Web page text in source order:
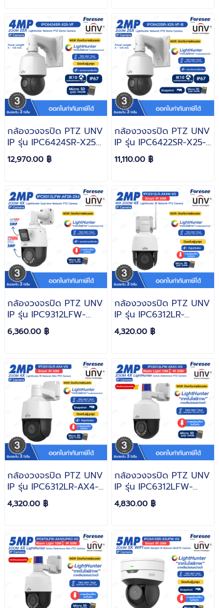
กล้องวงจรปิด PTZ UNV
IP รุ่น IPC6424SR-X25-
VF-B Zoom 25X ความ
ละเอียด 4MP
12,970.00 ฿
กล้องวงจรปิด PTZ UNV
IP รุ่น IPC6422SR-X25-
VF-B Zoom 25X ความ
ละเอียด 2MP
11,110.00 ฿
กล้องวงจรปิด PTZ UNV
IP รุ่น IPC9312LFW-
AF28-2X4 หมุนซ้าย-ขาว
0° ~ 345° ขึ้น-ลง -10° ~
LightHunter
6,360.00 ฿
กล้องวงจรปิด PTZ UNV
IP รุ่น IPC6312LR-
AX4W-VG หมุนซ้าย-ขาว
0° ~ 345° ขึ้น-ลง -10° ~
LightHunter
4,320.00 ฿
กล้องวงจรปิด PTZ UNV
IP รุ่น IPC6312LR-AX4-
VG หมุนซ้าย-ขาว 0° ~
345° ขึ้น-ลง -10° ~ 110°
4,320.00 ฿
กล้องวงจรปิด PTZ UNV
IP รุ่น IPC6312LFW-
AX4C-VG หมุนซ้าย-ขาว
0° ~ 345° ขึ้น-ลง -10° ~
LightHunter
4,830.00 ฿